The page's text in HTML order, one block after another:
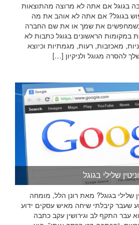
אם אתה לא מרוצה מהתוצאות
בגוגל? אם אתה לא אוהב את מה
את שמך או את שם החברה
הראשונים בגוגל כתבות לא
מאכזבות, רעות, מגמתיות וכיוצא
מגוגל ולניקיון […]
שלילי בגוגל
בגוגל? מאת רונן הלל, מומחה
שעבר קיבלתי שיחה מאיש עסקים ידוע
עבר התקף לב וגירושין עקב כתבה